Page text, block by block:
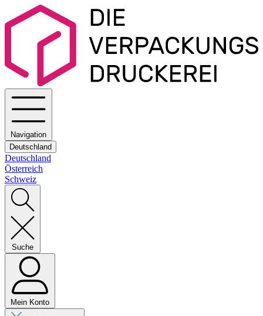
Navigation
Deutschland
Deutschland
Österreich
Schweiz
Suche
Mein Konto